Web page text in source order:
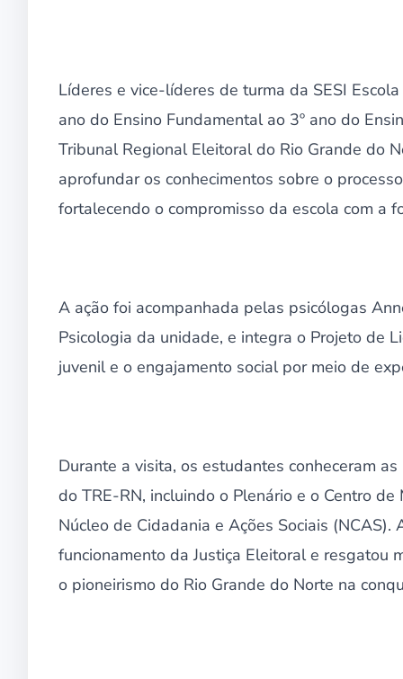
Líderes e vice-líderes de turma da SESI
ano do Ensino Fundamental ao 3º ano do
Tribunal Regional Eleitoral do Rio Grande do
aprofundar os conhecimentos sobre o
fortalecendo o compromisso da escola com a
A ação foi acompanhada pelas psicólogas
Psicologia da unidade, e integra o Projeto de
juvenil e o engajamento social por meio de
Durante a visita, os estudantes conheceram
do TRE-RN, incluindo o Plenário e o Centro
Núcleo de Cidadania e Ações Sociais
funcionamento da Justiça Eleitoral e resgatou
o pioneirismo do Rio Grande do Norte na